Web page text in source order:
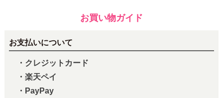
お買い物ガイド
お支払いについて
・クレジットカード
・楽天ペイ
・PayPay